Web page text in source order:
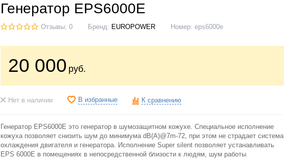
Генератор EPS6000E
Отзывы: 0 Бренд: EUROPOWER Номер: eps6000e
20 000 руб.
Нет в наличии В избранные К сравнению
Генератор EPS6000E это генератор в шумозащитном кожухе. Специальное исполнение
кожуха позволяет снизить шум до минимума dB(A)@7m-72, при этом не страдает система
охлаждения двигателя и генератора. Исполнение Super silent позволяет устанавливать
EPS 6000E в помещениях в непосредственной близости к людям, шум работы